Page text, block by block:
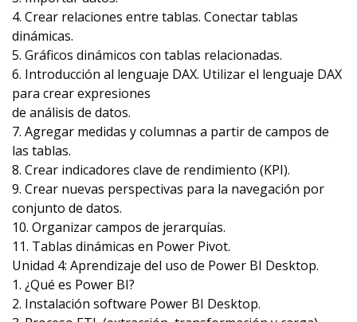
4. Crear relaciones entre tablas. Conectar tablas
dinámicas.
5. Gráficos dinámicos con tablas relacionadas.
6. Introducción al lenguaje DAX. Utilizar el lenguaje DAX
para crear expresiones
de análisis de datos.
7. Agregar medidas y columnas a partir de campos de
las tablas.
8. Crear indicadores clave de rendimiento (KPI).
9. Crear nuevas perspectivas para la navegación por
conjunto de datos.
10. Organizar campos de jerarquías.
11. Tablas dinámicas en Power Pivot.
Unidad 4: Aprendizaje del uso de Power BI Desktop.
1. ¿Qué es Power BI?
2. Instalación software Power BI Desktop.